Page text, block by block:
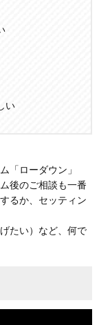
い
「ローダウン」
後のご相談も一番
るか、セッティン
たい）など、何で